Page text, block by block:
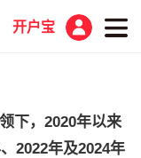
开户宝
下，2020年以来
2022年及2024年